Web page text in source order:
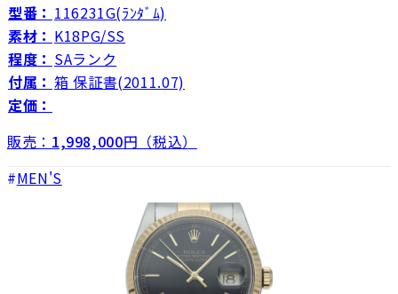
型番： 116231G(ﾗﾝﾀﾞﾑ)
素材： K18PG/SS
程度： SAランク
付属： 箱 保証書(2011.07)
定価：
販売： 1,998,000円（税込）
MEN'S